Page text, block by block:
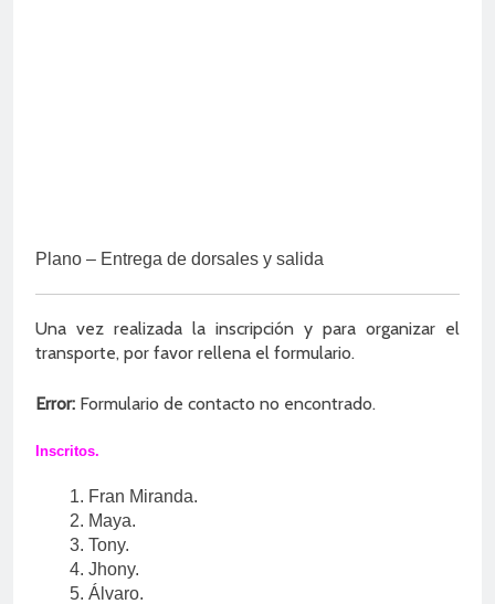
Plano – Entrega de dorsales y salida
Una vez realizada la inscripción y para organizar el
transporte, por favor rellena el formulario.
Error: Formulario de contacto no encontrado.
Inscritos.
Fran Miranda.
Maya.
Tony.
Jhony.
Álvaro.